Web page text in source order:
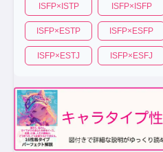
ISFP× ISTP ISFP× ISFP
ISFP× ESTP ISFP× ESFP
ISFP× ESTJ ISFP× ESFJ